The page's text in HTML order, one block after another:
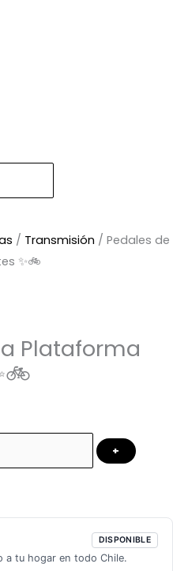
/ Transmisión / Pedales de
✨🚲
Plataforma
+
DISPONIBLE
a tu hogar en todo Chile.